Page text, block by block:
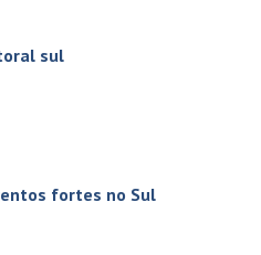
sul
fortes no Sul